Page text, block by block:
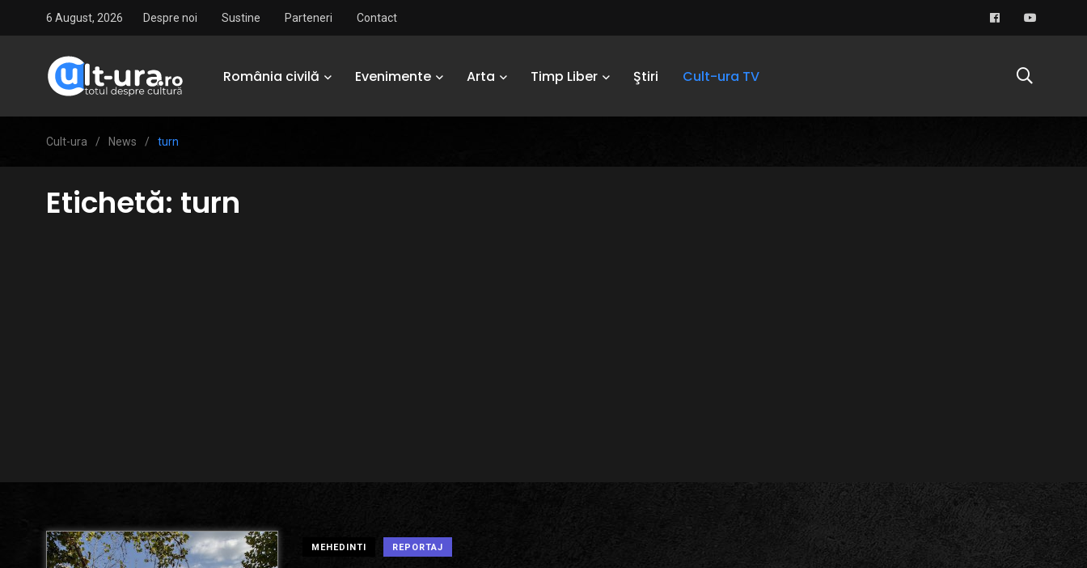
6 August, 2026 Despre noi Sustine Parteneri Contact
România civilă Evenimente Arta Timp Liber Ştiri Cult-ura TV
Cult-ura / News / turn
Etichetă: turn
MEHEDINTI REPORTAJ